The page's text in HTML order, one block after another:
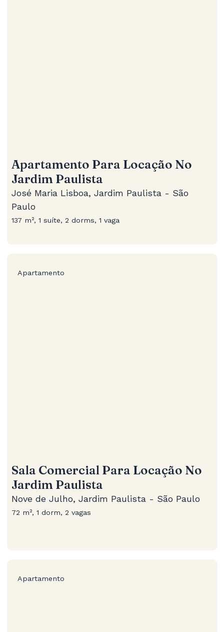
Apartamento Para Locação No
Jardim Paulista
José Maria Lisboa, Jardim Paulista - São
Paulo
137 m², 1 suíte, 2 dorms, 1 vaga
Apartamento
Sala Comercial Para Locação No
Jardim Paulista
Nove de Julho, Jardim Paulista - São Paulo
72 m², 1 dorm, 2 vagas
Apartamento